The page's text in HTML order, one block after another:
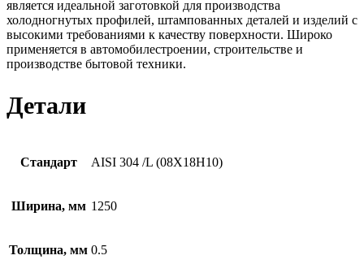
является идеальной заготовкой для производства
холодногнутых профилей, штампованных деталей и изделий с
высокими требованиями к качеству поверхности. Широко
применяется в автомобилестроении, строительстве и
производстве бытовой техники.
Детали
Стандарт AISI 304 /L (08Х18Н10)
Ширина, мм 1250
Толщина, мм 0.5